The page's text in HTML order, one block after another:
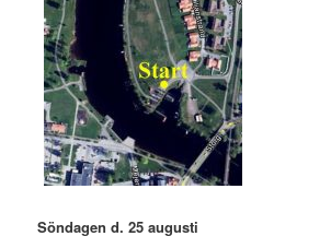
Söndagen d. 25 augusti